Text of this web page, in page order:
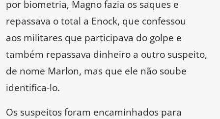
por biometria, Magno fazia os saques e
repassava o total a Enock, que confessou
aos militares que participava do golpe e
também repassava dinheiro a outro suspeito,
de nome Marlon, mas que ele não soube
identifica-lo.
Os suspeitos foram encaminhados para